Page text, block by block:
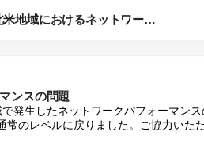
東部北米地域におけるネットワークパフォーマンスの問題
ンスの問題
発生したネットワークパフォーマン
のレベルに戻りました。ご協力いた